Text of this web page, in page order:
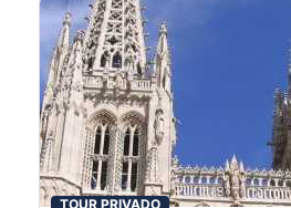
TOUR PRIVADO